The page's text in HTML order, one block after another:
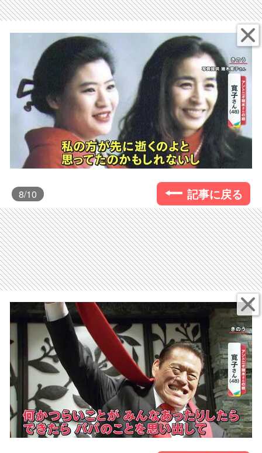
8/10 記事に戻る